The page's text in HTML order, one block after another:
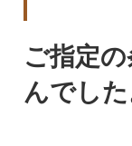
ご指定
んでした